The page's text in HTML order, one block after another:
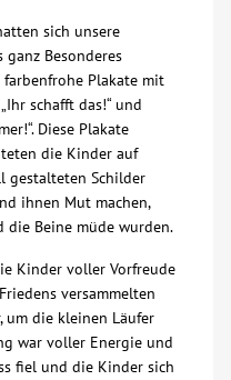
sich unsere
Besonderes
Plakate mit
schafft das!“ und
Diese Plakate
die Kinder auf
gestalteten Schilder
ihnen Mut machen,
die Beine müde wurden.
Kinder voller Vorfreude
versammelten
um die kleinen Läufer
war voller Energie und
fiel und die Kinder sich